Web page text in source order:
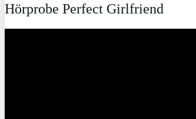
Hörprobe Perfect Girlfriend